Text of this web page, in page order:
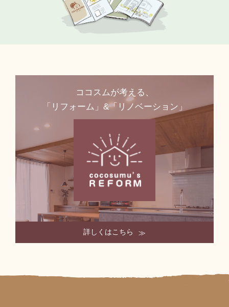
ココスムが考える、
「リフォーム」&「リノベーション」
詳しくはこちら